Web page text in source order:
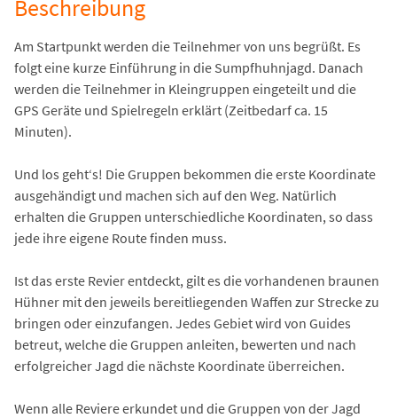
Beschreibung
Am Startpunkt werden die Teilnehmer von uns begrüßt. Es
folgt eine kurze Einführung in die Sumpfhuhnjagd. Danach
werden die Teilnehmer in Kleingruppen eingeteilt und die
GPS Geräte und Spielregeln erklärt (Zeitbedarf ca. 15
Minuten).
Und los geht‘s! Die Gruppen bekommen die erste Koordinate
ausgehändigt und machen sich auf den Weg. Natürlich
erhalten die Gruppen unterschiedliche Koordinaten, so dass
jede ihre eigene Route finden muss.
Ist das erste Revier entdeckt, gilt es die vorhandenen braunen
Hühner mit den jeweils bereitliegenden Waffen zur Strecke zu
bringen oder einzufangen. Jedes Gebiet wird von Guides
betreut, welche die Gruppen anleiten, bewerten und nach
erfolgreicher Jagd die nächste Koordinate überreichen.
Wenn alle Reviere erkundet und die Gruppen von der Jagd